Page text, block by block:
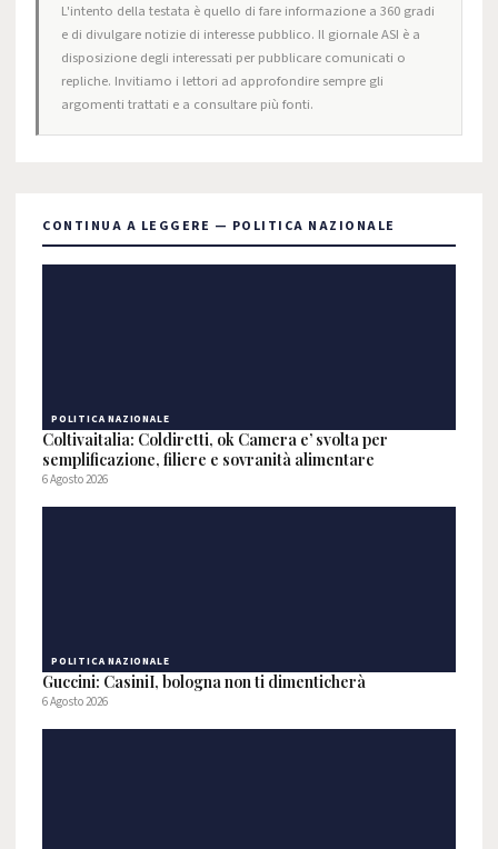
L'intento della testata è quello di fare informazione a 360 gradi
e di divulgare notizie di interesse pubblico. Il giornale ASI è a
disposizione degli interessati per pubblicare comunicati o
repliche. Invitiamo i lettori ad approfondire sempre gli
argomenti trattati e a consultare più fonti.
CONTINUA A LEGGERE — POLITICA NAZIONALE
POLITICA NAZIONALE
Coltivaitalia: Coldiretti, ok Camera e’ svolta per
semplificazione, filiere e sovranità alimentare
6 Agosto 2026
POLITICA NAZIONALE
Guccini: CasiniI, bologna non ti dimenticherà
6 Agosto 2026